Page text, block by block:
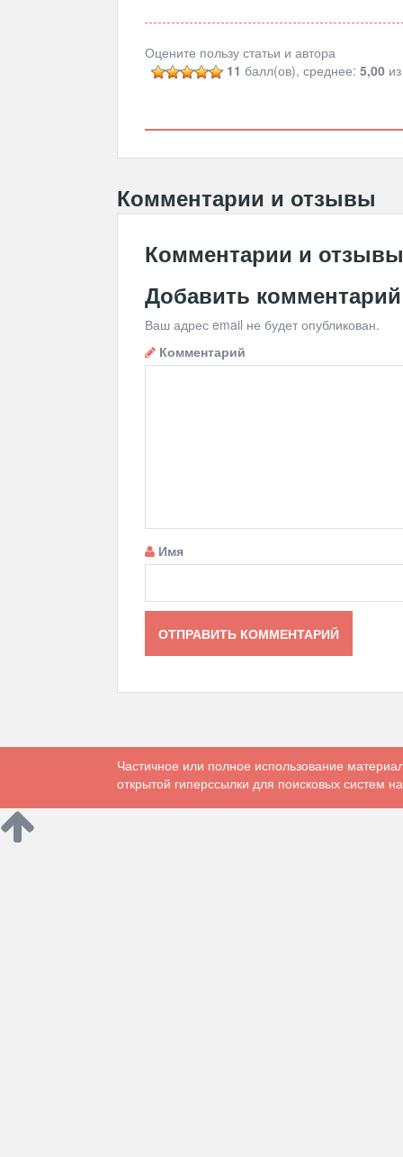
Оцените пользу статьи и автора
11 балл(ов), среднее:5,00
Комментарии и отзывы
Комментарии и отзывы
Добавить комментарий
Ваш адрес email не будет опубликован.
Комментарий
Имя
Частичное или полное использование
открытой гиперссылки для поисковых систем